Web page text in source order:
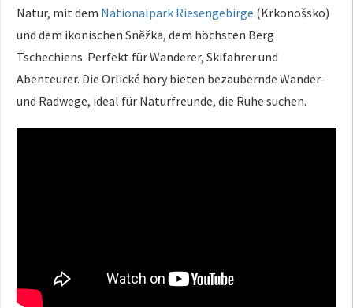
Natur, mit dem Nationalpark Riesengebirge (Krkonošsko)
und dem ikonischen Sněžka, dem höchsten Berg
Tschechiens. Perfekt für Wanderer, Skifahrer und
Abenteurer. Die Orlické hory bieten bezaubernde Wander-
und Radwege, ideal für Naturfreunde, die Ruhe suchen.